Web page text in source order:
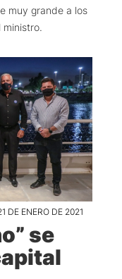
muy grande a los
ministro.
DE ENERO DE 2021
se